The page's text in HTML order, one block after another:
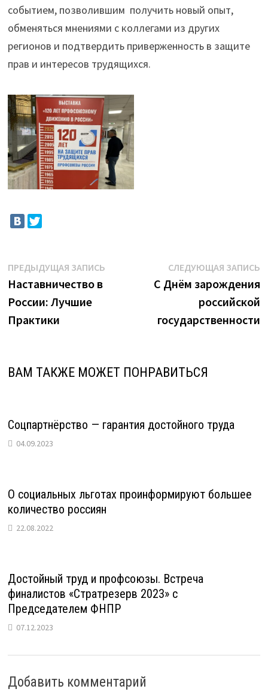
событием, позволившим получить новый опыт,
обменяться мнениями с коллегами из других
регионов и подтвердить приверженность в защите
прав и интересов трудящихся.
Навигация
по
записям
ПРЕДЫДУЩАЯ ЗАПИСЬ
Наставничество в
России: Лучшие
Практики
СЛЕДУЮЩАЯ ЗАПИСЬ
С Днём зарождения
российской
государственности
ВАМ ТАКЖЕ МОЖЕТ ПОНРАВИТЬСЯ
Соцпартнёрство — гарантия достойного труда
04.09.2023
О социальных льготах проинформируют большее
количество россиян
22.08.2022
Достойный труд и профсоюзы. Встреча
финалистов «Стратрезерв 2023» с
Председателем ФНПР
07.12.2023
Добавить комментарий